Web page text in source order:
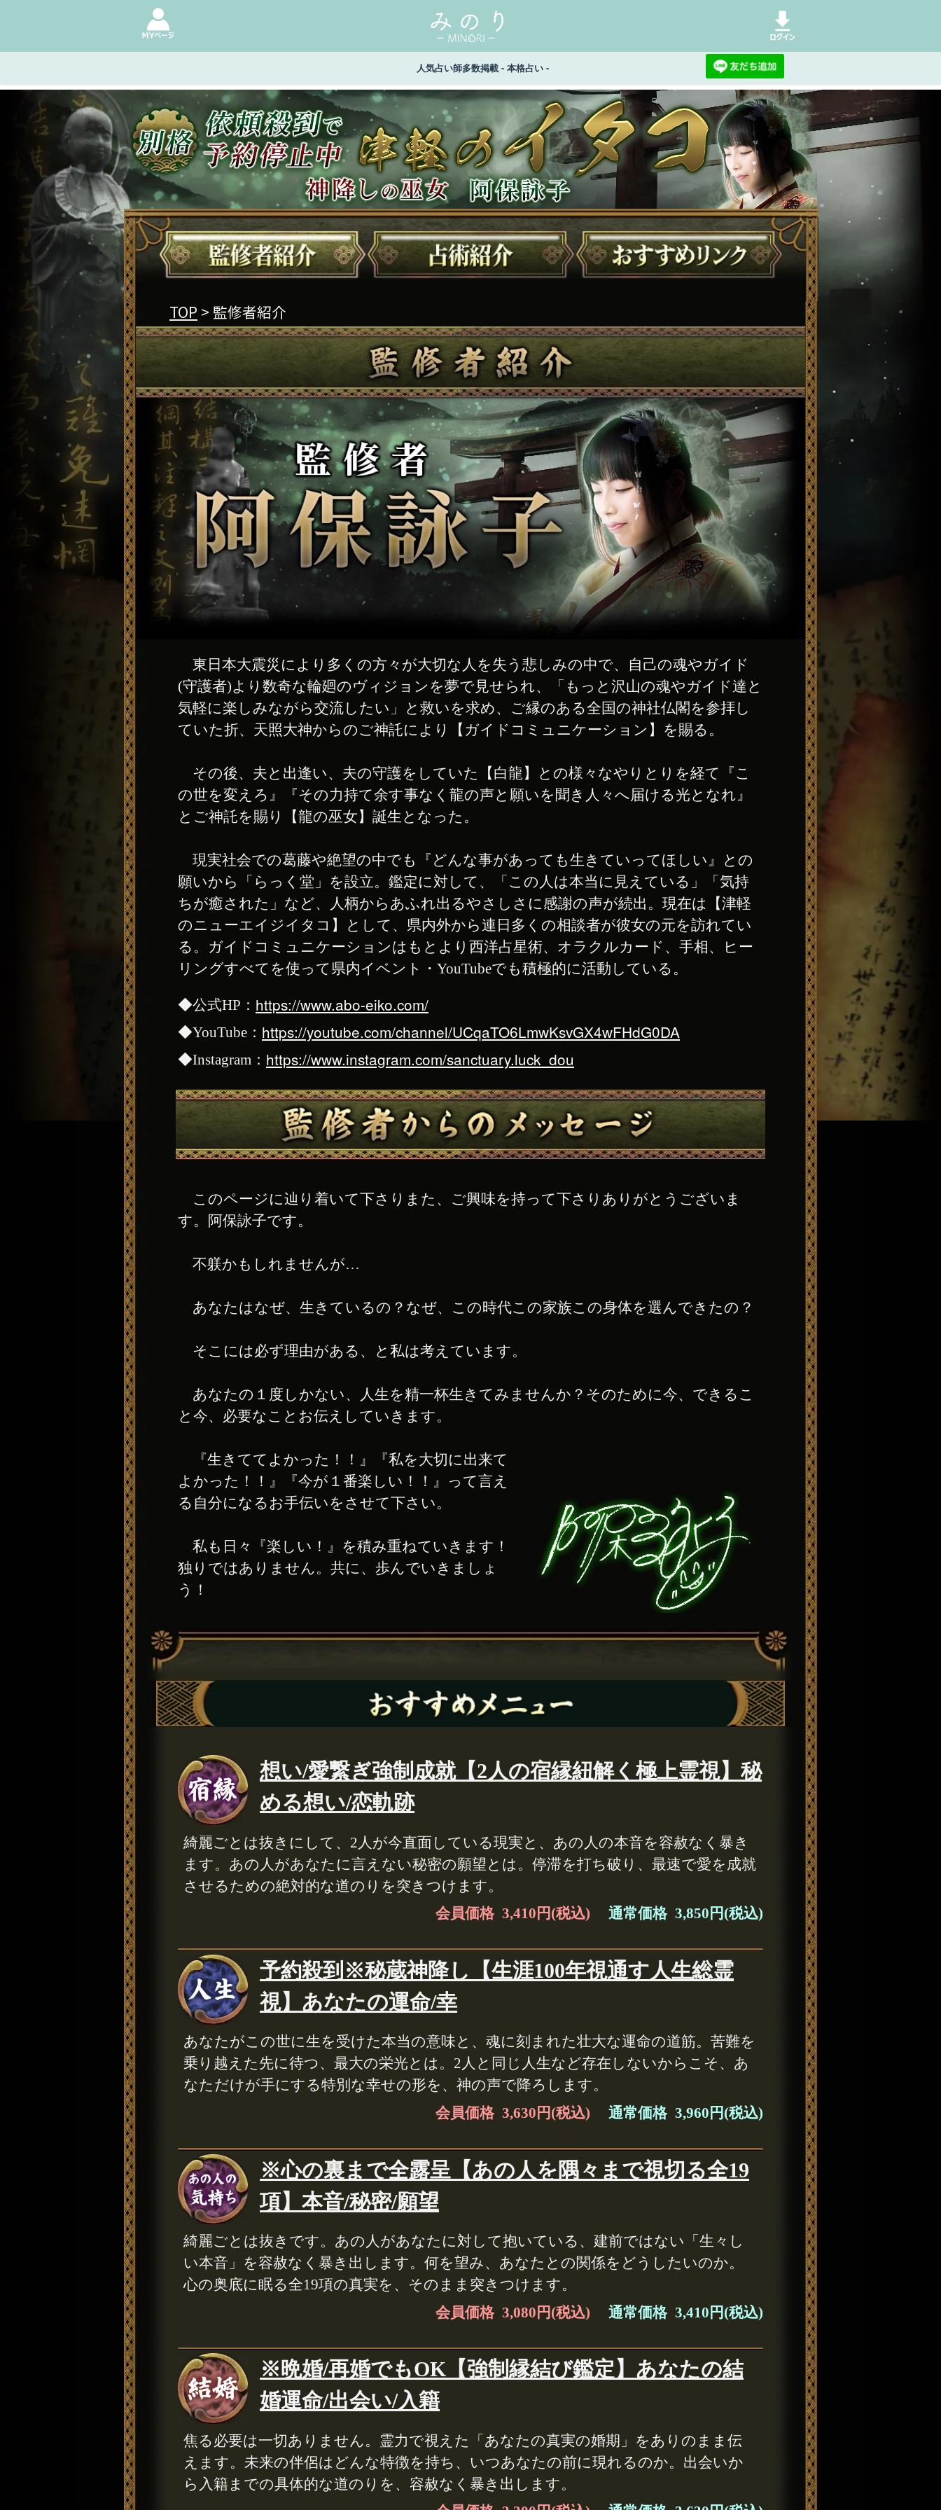
人気占い師多数掲載 - 本格占い -
TOP > 監修者紹介
東日本大震災により多くの方々が大切な人を失う悲しみの中で、自己の魂やガイド
(守護者)より数奇な輪廻のヴィジョンを夢で見せられ、「もっと沢山の魂やガイド達と
気軽に楽しみながら交流したい」と救いを求め、ご縁のある全国の神社仏閣を参拝し
ていた折、天照大神からのご神託により【ガイドコミュニケーション】を賜る。
その後、夫と出逢い、夫の守護をしていた【白龍】との様々なやりとりを経て『こ
の世を変えろ』『その力持て余す事なく龍の声と願いを聞き人々へ届ける光となれ』
とご神託を賜り【龍の巫女】誕生となった。
現実社会での葛藤や絶望の中でも『どんな事があっても生きていってほしい』との
願いから「らっく堂」を設立。鑑定に対して、「この人は本当に見えている」「気持
ちが癒された」など、人柄からあふれ出るやさしさに感謝の声が続出。現在は【津軽
のニューエイジイタコ】として、県内外から連日多くの相談者が彼女の元を訪れてい
る。ガイドコミュニケーションはもとより西洋占星術、オラクルカード、手相、ヒー
リングすべてを使って県内イベント・YouTubeでも積極的に活動している。
◆公式HP： https://www.abo-eiko.com/
◆YouTube： https://youtube.com/channel/UCqaTO6LmwKsvGX4wFHdG0DA
◆Instagram： https://www.instagram.com/sanctuary.luck_dou
このページに辿り着いて下さりまた、ご興味を持って下さりありがとうございま
す。阿保詠子です。
不躾かもしれませんが…
あなたはなぜ、生きているの？なぜ、この時代この家族この身体を選んできたの？
そこには必ず理由がある、と私は考えています。
あなたの１度しかない、人生を精一杯生きてみませんか？そのために今、できるこ
と今、必要なことお伝えしていきます。
『生きててよかった！！』『私を大切に出来て
よかった！！』『今が１番楽しい！！』って言え
る自分になるお手伝いをさせて下さい。
私も日々『楽しい！』を積み重ねていきます！
独りではありません。共に、歩んでいきましょ
う！
想い/愛繋ぎ強制成就【2人の宿縁紐解く極上霊視】秘
める想い/恋軌跡
綺麗ごとは抜きにして、2人が今直面している現実と、あの人の本音を容赦なく暴き
ます。あの人があなたに言えない秘密の願望とは。停滞を打ち破り、最速で愛を成就
させるための絶対的な道のりを突きつけます。
会員価格 3,410円(税込)
通常価格 3,850円(税込)
予約殺到※秘蔵神降し【生涯100年視通す人生総霊
視】あなたの運命/幸
あなたがこの世に生を受けた本当の意味と、魂に刻まれた壮大な運命の道筋。苦難を
乗り越えた先に待つ、最大の栄光とは。2人と同じ人生など存在しないからこそ、あ
なただけが手にする特別な幸せの形を、神の声で降ろします。
会員価格 3,630円(税込)
通常価格 3,960円(税込)
※心の裏まで全露呈【あの人を隅々まで視切る全19
項】本音/秘密/願望
綺麗ごとは抜きです。あの人があなたに対して抱いている、建前ではない「生々し
い本音」を容赦なく暴き出します。何を望み、あなたとの関係をどうしたいのか。
心の奥底に眠る全19項の真実を、そのまま突きつけます。
会員価格 3,080円(税込)
通常価格 3,410円(税込)
※晩婚/再婚でもOK【強制縁結び鑑定】あなたの結
婚運命/出会い/入籍
焦る必要は一切ありません。霊力で視えた「あなたの真実の婚期」をありのまま伝
えます。未来の伴侶はどんな特徴を持ち、いつあなたの前に現れるのか。出会いか
ら入籍までの具体的な道のりを、容赦なく暴き出します。